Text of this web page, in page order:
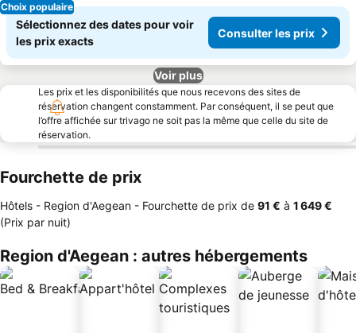
Choix populaire
Sélectionnez des dates pour voir
les prix exacts
Consulter les prix
Voir plus
Les prix et les disponibilités que nous recevons des sites de
réservation changent constamment. Par conséquent, il se peut que
l’offre affichée sur trivago ne soit pas la même que celle du site de
réservation.
Fourchette de prix
Hôtels - Region d'Aegean - Fourchette de prix de ‎91 € à ‎1 649 €
(Prix par nuit)
Region d'Aegean : autres hébergements